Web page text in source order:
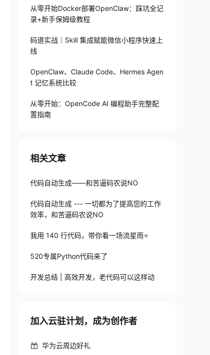
从零开始Docker部署OpenClaw：踩坑全记
录+新手保姆级教程
码道实战｜Skill 集成赋能微信小程序快速上
线
OpenClaw、Claude Code、Hermes Agen
t 记忆系统比较
从零开始：OpenCode AI 编程助手完整配
置指南
相关文章
代码自动生成——和苦逼码农说NO
代码自动生成 --- 一切都为了提高您的工作
效率，和苦逼码农说NO
我用 140 行代码，带你看一场流星雨⭐
520专属Python代码来了
开发总结 | 高效开发，老代码可以这样动
加入云驻计划，成为创作者
华为云周边好礼